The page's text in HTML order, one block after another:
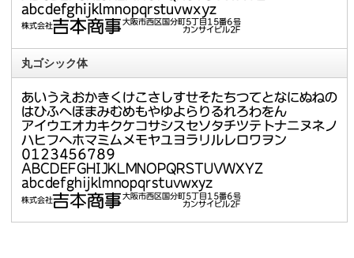
丸ゴシック体